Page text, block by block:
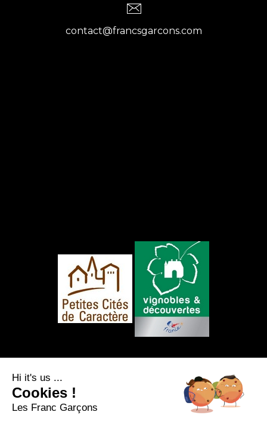
contact@francsgarcons.com
Hi it's us ...
Cookies !
Les Franc Garçons